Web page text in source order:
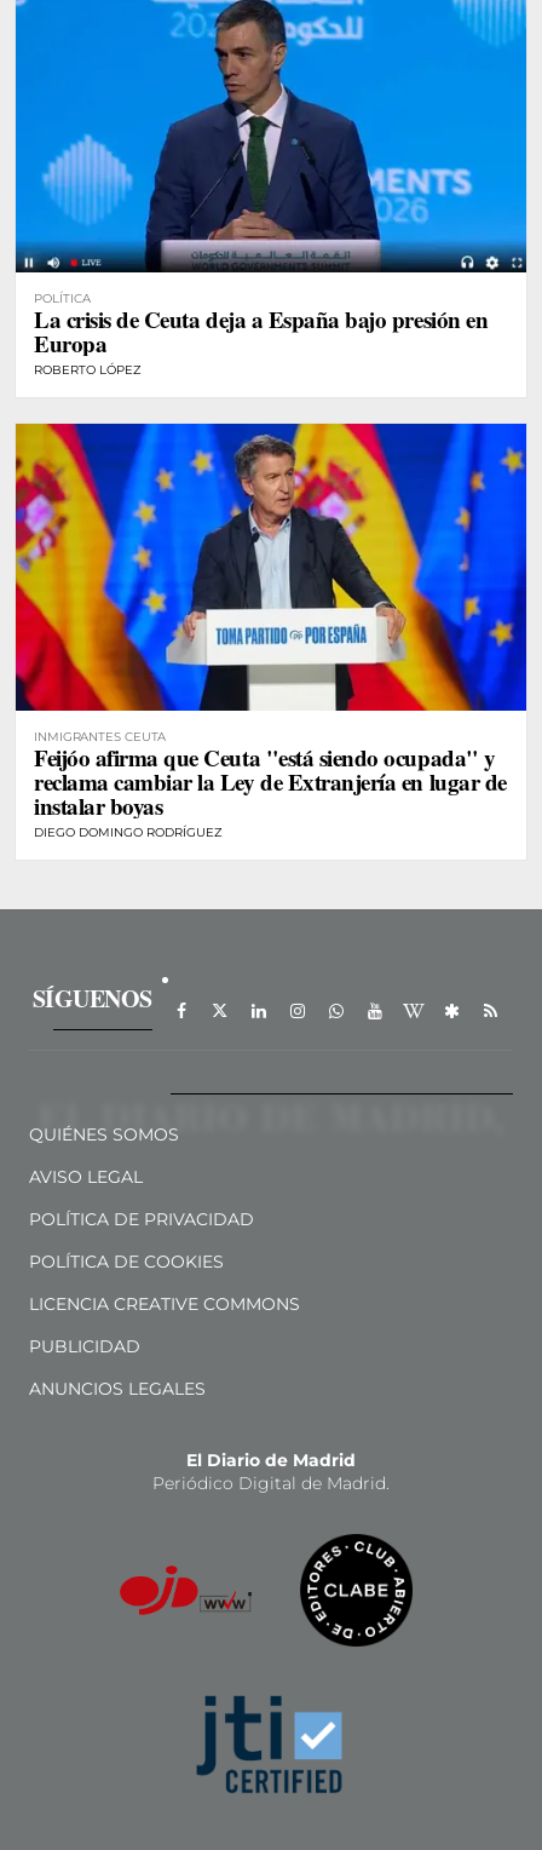
POLÍTICA
La crisis de Ceuta deja a España bajo presión en
Europa
ROBERTO LÓPEZ
INMIGRANTES CEUTA
Feijóo afirma que Ceuta "está siendo ocupada" y
reclama cambiar la Ley de Extranjería en lugar de
instalar boyas
DIEGO DOMINGO RODRÍGUEZ
SÍGUENOS
QUIÉNES SOMOS
AVISO LEGAL
POLÍTICA DE PRIVACIDAD
POLÍTICA DE COOKIES
LICENCIA CREATIVE COMMONS
PUBLICIDAD
ANUNCIOS LEGALES
El Diario de Madrid
Periódico Digital de Madrid.